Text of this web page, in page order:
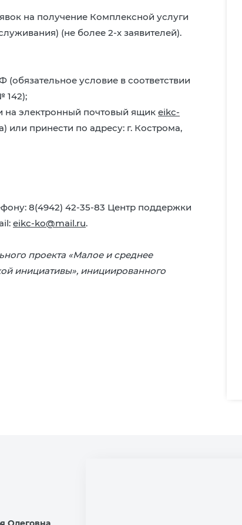
на получение Комплексной услуги
(не более 2-х заявителей).
условие в соответствии
142);
на электронный почтовый ящик eikc-
принести по адресу: г. Кострома,
8(4942) 42-35-83 Центр поддержки
eikc-ko@mail.ru.
проекта «Малое и среднее
инициативы», инициированного